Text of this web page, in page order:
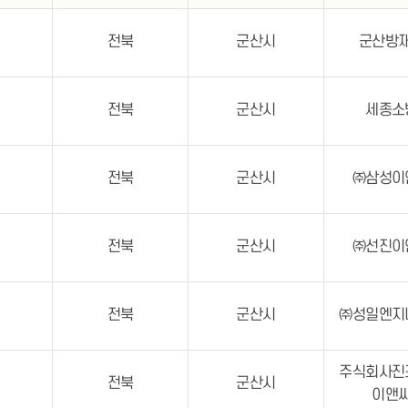
전북 군산시 군산방
전북 군산시 세종소
전북 군산시 ㈜삼성이
전북 군산시 ㈜선진이
전북 군산시 ㈜성일엔
전북 군산시
주식회사
이앤